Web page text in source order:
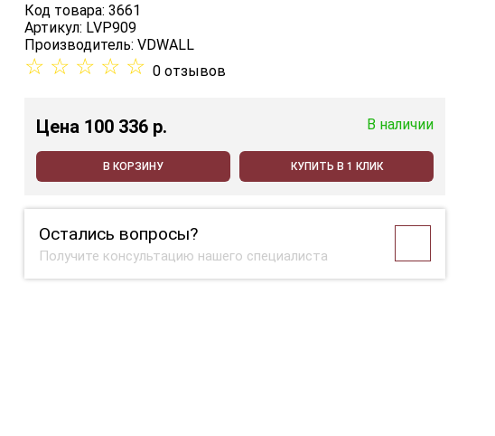
Код товара: 3661
Артикул: LVP909
Производитель:VDWALL
☆ ☆ ☆ ☆ ☆ 0 отзывов
Цена 100 336 p. В наличии
В КОРЗИНУ КУПИТЬ В 1 КЛИК
Остались вопросы?
Получите консультацию нашего специалиста